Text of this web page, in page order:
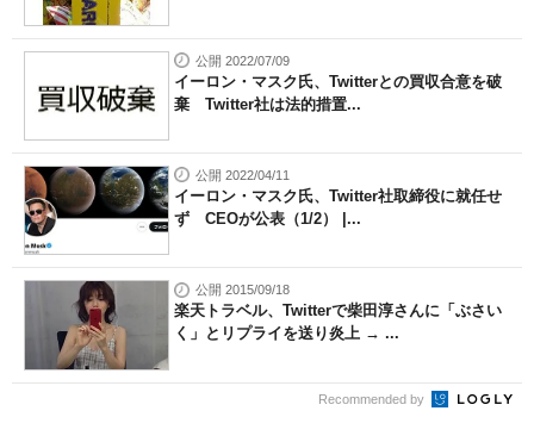
公開 2022/07/09
イーロン・マスク氏、Twitterとの買収合意を破
棄 Twitter社は法的措置...
公開 2022/04/11
イーロン・マスク氏、Twitter社取締役に就任せ
ず CEOが公表（1/2） |...
公開 2015/09/18
楽天トラベル、Twitterで柴田淳さんに「ぶさい
く」とリプライを送り炎上 → ...
Recommended by